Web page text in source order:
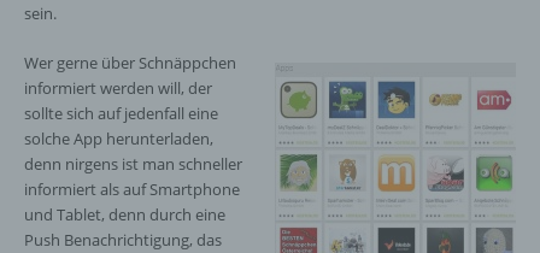
sein.
Wer gerne über Schnäppchen
informiert werden will, der
sollte sich auf jedenfall eine
solche App herunterladen,
denn nirgens ist man schneller
informiert als auf Smartphone
und Tablet, denn durch eine
Push Benachrichtigung, das